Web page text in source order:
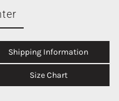
Shipping Information
Size Chart